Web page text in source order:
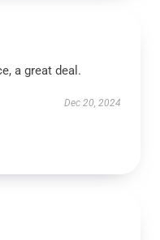
a great deal.
Dec 20, 2024